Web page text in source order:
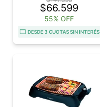
$66.599
55% OFF
DESDE 3 CUOTAS SIN INTERÉS